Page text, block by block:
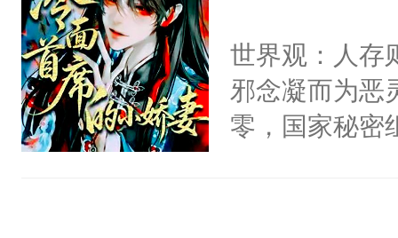
名蛇蛇，跟人
不知道，那小
头，魔尊墨宴
宴：柳折枝
世界观：人存
邪念凝而为恶
零，国家秘密